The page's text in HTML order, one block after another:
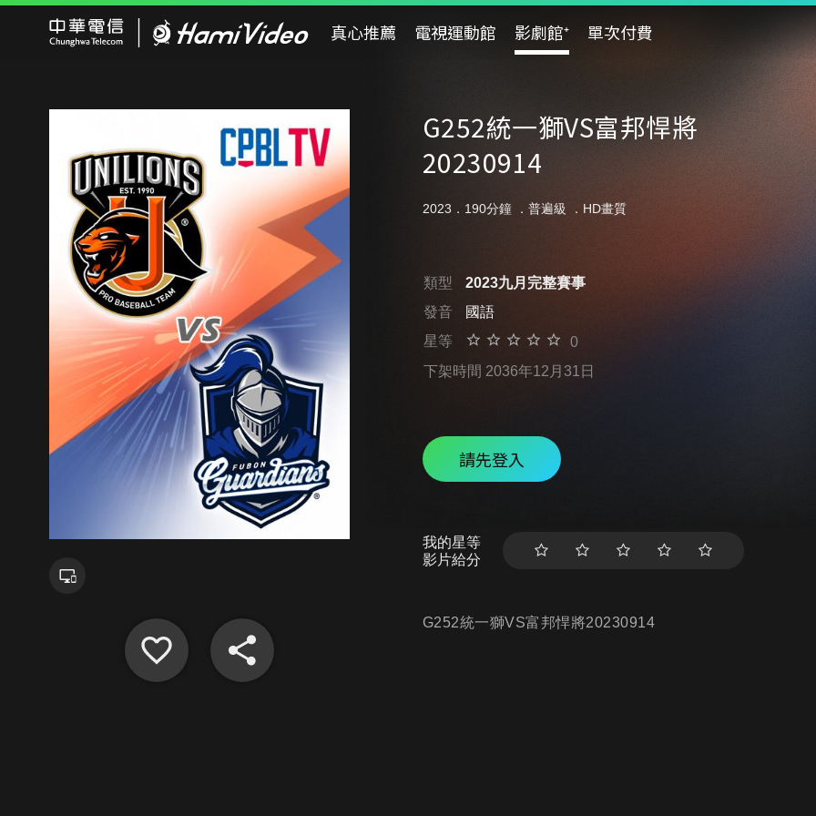
真心推薦 電視運動館 影劇館⁺ 單次付費
G252統一獅VS富邦悍將
20230914
2023．190分鐘 ． 普遍級 ．HD畫質
類型
2023九月完整賽事
發音
國語
星等
0
下架時間 2036年12月31日
請先登入
我的星等
影片給分
G252統一獅VS富邦悍將20230914